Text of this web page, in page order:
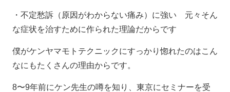
・不定愁訴（原因がわからない痛み）に強い 元々そん
な症状を治すために作られた理論だからです
僕がケンヤマモトテクニックにすっかり惚れたのはこん
なにもたくさんの理由からです。
8〜9年前にケン先生の噂を知り、東京にセミナーを受